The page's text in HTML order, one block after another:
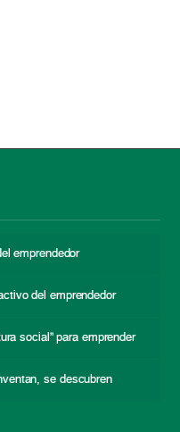
emprendedor
del emprendedor
social” para emprender
se descubren